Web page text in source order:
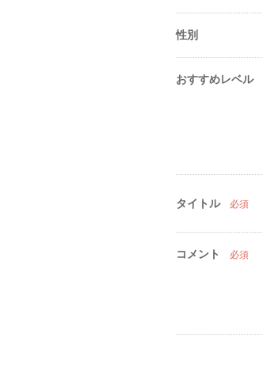
性別
おすすめレベル
タイトル 必須
コメント 必須